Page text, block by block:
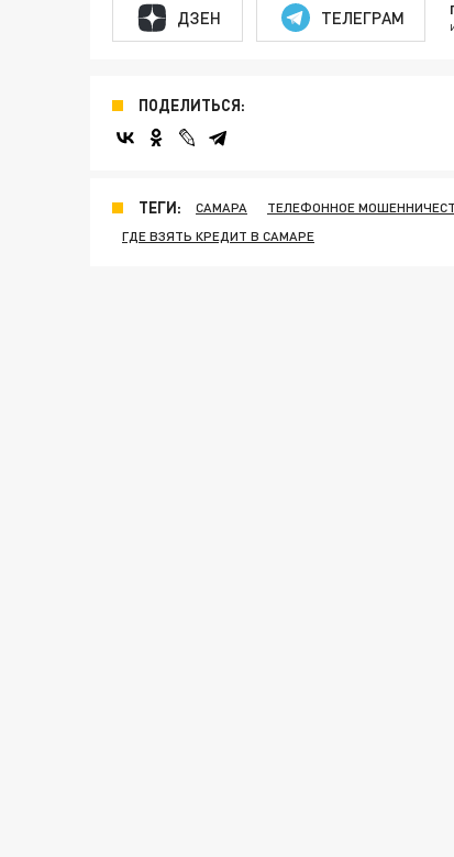
ДЗЕН ТЕЛЕГРАМ
ПОДЕЛИТЬСЯ:
ТЕГИ: САМАРА ТЕЛЕФОННОЕ
ГДЕ ВЗЯТЬ КРЕДИТ В САМАРЕ